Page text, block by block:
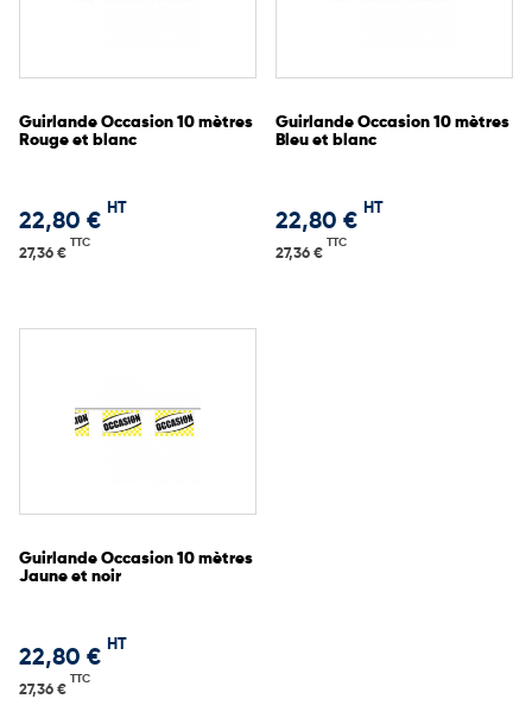
Guirlande Occasion 10 mètres
Rouge et blanc
22,80 €
HT
27,36 €
TTC
Guirlande Occasion 10 mètres
Bleu et blanc
22,80 €
HT
27,36 €
TTC
Guirlande Occasion 10 mètres
Jaune et noir
22,80 €
HT
27,36 €
TTC